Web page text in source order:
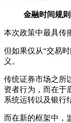
金融时间规
本次政策中最具传
但如果仅从“交易
义。
传统证券市场之所
资者行为，而在
系统运转以及银行
而在新的框架中，